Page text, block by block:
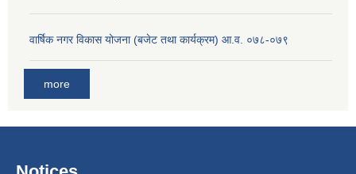
वार्षिक नगर विकास योजना (बजेट तथा कार्यक्रम) आ.व. ०७८-०७९
more